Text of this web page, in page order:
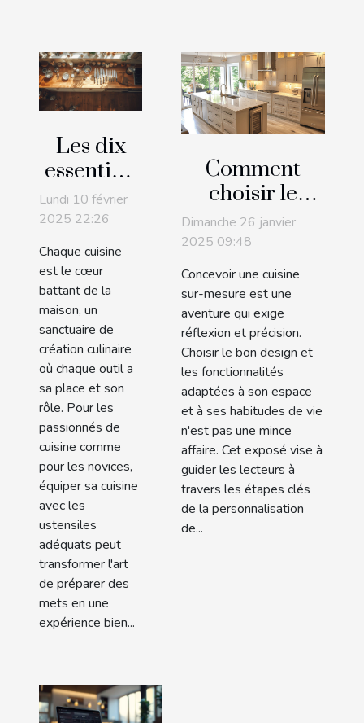
Les dix
essentiels
pour une
cuisine
bien
équipée
Lundi 10 février
2025 22:26
Chaque cuisine
est le cœur
battant de la
maison, un
sanctuaire de
création culinaire
où chaque outil a
sa place et son
rôle. Pour les
passionnés de
cuisine comme
pour les novices,
équiper sa cuisine
avec les
ustensiles
adéquats peut
transformer l'art
de préparer des
mets en une
expérience bien...
Comment
choisir le
design et les
fonctionnalités
pour une
cuisine sur-
mesure
Dimanche 26 janvier
2025 09:48
Concevoir une cuisine
sur-mesure est une
aventure qui exige
réflexion et précision.
Choisir le bon design et
les fonctionnalités
adaptées à son espace
et à ses habitudes de vie
n'est pas une mince
affaire. Cet exposé vise à
guider les lecteurs à
travers les étapes clés
de la personnalisation
de...